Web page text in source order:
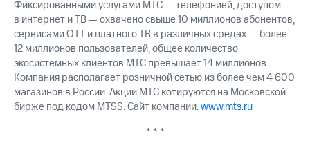
Реквизиты
Контакты
развитие
деловая этика
На главную
Фиксированными услугами МТС — телефонией, доступом
в интернет и ТВ — охвачено свыше 10 миллионов абонентов,
сервисами OTT и платного ТВ в различных средах — более
12 миллионов пользователей, общее количество
экосистемных клиентов МТС превышает 14 миллионов.
Компания располагает розничной сетью из более чем 4 600
магазинов в России. Акции МТС котируются на Московской
бирже под кодом MTSS. Сайт компании:www.mts.ru
* * *